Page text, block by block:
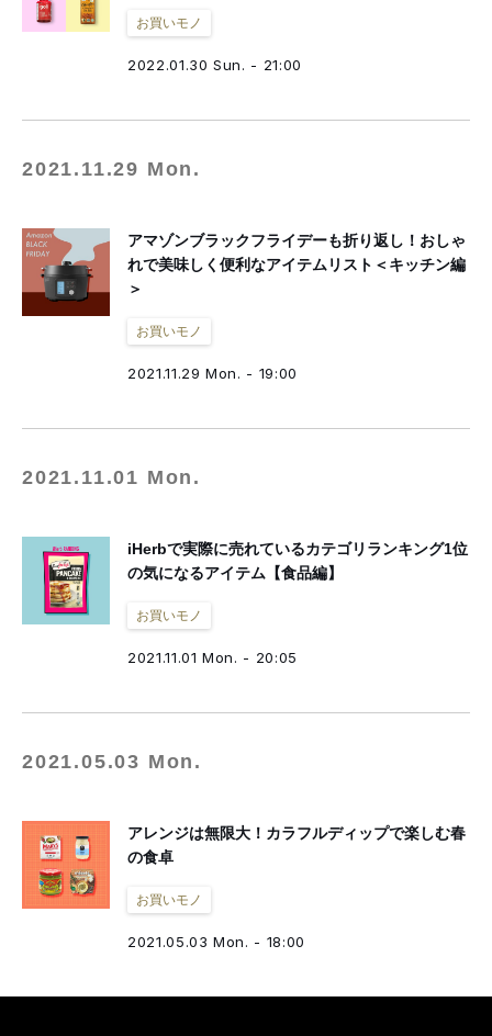
お買いモノ
2022.01.30 Sun. - 21:00
2021.11.29 Mon.
アマゾンブラックフライデーも折り返し！おしゃ
れで美味しく便利なアイテムリスト＜キッチン編
＞
お買いモノ
2021.11.29 Mon. - 19:00
2021.11.01 Mon.
iHerbで実際に売れているカテゴリランキング1位
の気になるアイテム【食品編】
お買いモノ
2021.11.01 Mon. - 20:05
2021.05.03 Mon.
アレンジは無限大！カラフルディップで楽しむ春
の食卓
お買いモノ
2021.05.03 Mon. - 18:00